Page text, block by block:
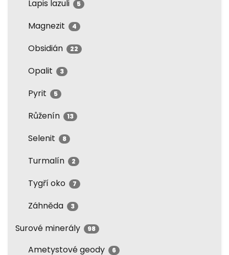
Lapis lazuli 5
Magnezit 4
Obsidián 22
Opalit 3
Pyrit 5
Růženín 13
Selenit 8
Turmalín 2
Tygří oko 7
Záhněda 3
Surové minerály 98
Ametystové geody 6